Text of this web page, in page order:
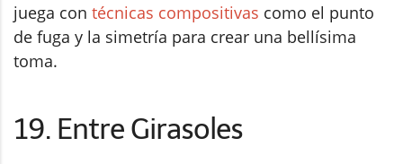
juega con técnicas compositivas como el punto
de fuga y la simetría para crear una bellísima
toma.
19. Entre Girasoles